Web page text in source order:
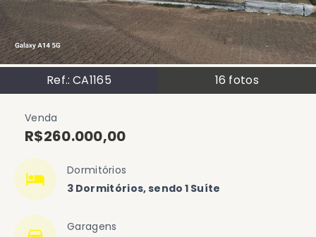
Ref.:CA1165 16 fotos
Venda
R$260.000,00
Dormitórios
3 Dormitórios, sendo 1 Suíte
Garagens